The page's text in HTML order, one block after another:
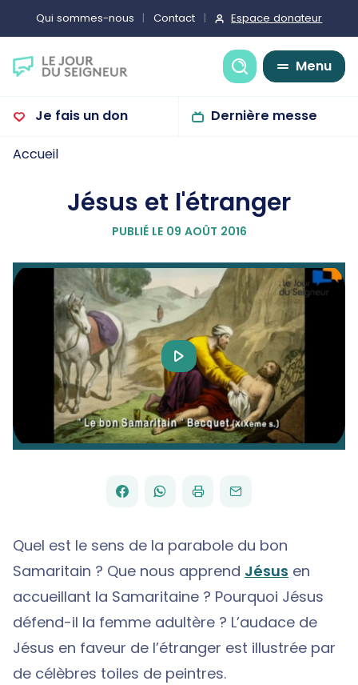
Qui sommes-nous Contact Espace donateur
Recherche
Menu
Je fais un don Dernière messe
Accueil
Jésus et l'étranger
PUBLIÉ LE 09 AOÛT 2016
Play
Video
PARTAGER
FACEBOOK
PARTAGER
WHATSAPP
IMPRIMERENVOYER
PAR
EMAIL
Quel est le sens de la parabole du bon
Samaritain ? Que nous apprend Jésus en
accueillant la Samaritaine ? Pourquoi Jésus
défend-il la femme adultère ? L’audace de
Jésus en faveur de l’étranger est illustrée par
de célèbres toiles de peintres.